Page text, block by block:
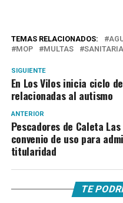
TEMAS RELACIONADOS:
MOP
MULTAS SANITARIA
SIGUIENTE
En Los Vilos inicia ciclo
relacionadas al autismo
ANTERIOR
Pescadores de Caleta
convenio de uso para
titularidad
TE